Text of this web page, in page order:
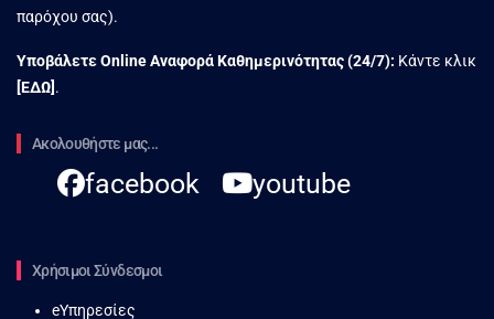
παρόχου σας).
Υποβάλετε Online Αναφορά Kαθημερινότητας (24/7): Κάντε κλικ
[ΕΔΩ] .
Ακολουθήστε μας...
facebook youtube
Χρήσιμοι Σύνδεσμοι
eΥπηρεσίες